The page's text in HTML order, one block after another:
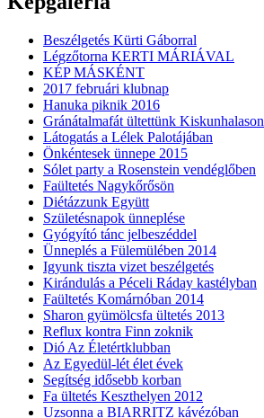
Beszélgetés Kürti Gáborral
Légzőtorna KERTI MÁRIÁVAL
KÉP MÁSKÉNT
2017 februári klubnap
Hanuka piknik 2016
Gránátalmafát ültettünk Kiskunhalason
Látogatás a Lélek Palotájában
Önkéntesek ünnepe 2015
Sólet party a Rosenstein vendéglőben
Faültetés Nagykőrősön
Diétázzunk Együtt
Születésnapok ünneplése
Gyógyító tánc jelbeszéddel
Ünneplés a Fülemülében 2014
Igyunk tiszta vizet beszélgetés
Kirándulás a Péceli Ráday kastélyban
Faültetés Komárnóban 2014
Sharon gyümölcsfa ültetés 2013
Reflux kontra Finn zoknik
Dió Az Életértklubban
Az Egyedül-lét élet évek
Segítség idősebb korban
Fa ültetés Keszthelyen 2012
Uzsonna a BIARRITZ kávézóban